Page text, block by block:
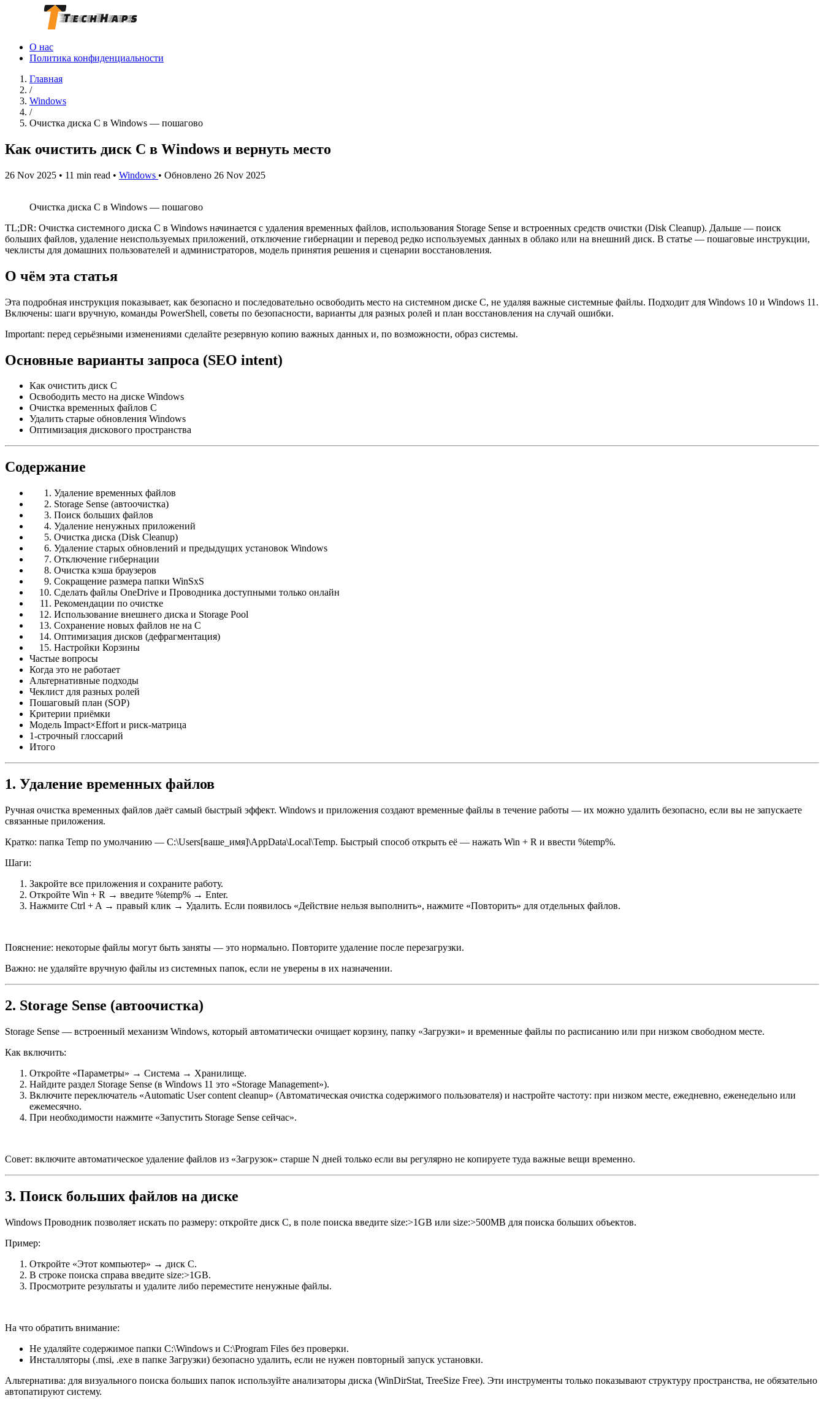
О нас
Политика конфиденциальности
Главная
/
Windows
/
Очистка диска C в Windows — пошагово
Как очистить диск C в Windows и вернуть место
26 Nov 2025 • 11 min read • Windows • Обновлено 26 Nov 2025
Очистка диска C в Windows — пошагово
TL;DR: Очистка системного диска C в Windows начинается с удаления временных файлов, использования Storage Sense и встроенных средств очистки (Disk Cleanup). Дальше — поиск
больших файлов, удаление неиспользуемых приложений, отключение гибернации и перевод редко используемых данных в облако или на внешний диск. В статье — пошаговые инструкции,
чеклисты для домашних пользователей и администраторов, модель принятия решения и сценарии восстановления.
О чём эта статья
Эта подробная инструкция показывает, как безопасно и последовательно освободить место на системном диске C, не удаляя важные системные файлы. Подходит для Windows 10 и Windows 11.
Включены: шаги вручную, команды PowerShell, советы по безопасности, варианты для разных ролей и план восстановления на случай ошибки.
Important: перед серьёзными изменениями сделайте резервную копию важных данных и, по возможности, образ системы.
Основные варианты запроса (SEO intent)
Как очистить диск C
Освободить место на диске Windows
Очистка временных файлов C
Удалить старые обновления Windows
Оптимизация дискового пространства
Содержание
Удаление временных файлов
Storage Sense (автоочистка)
Поиск больших файлов
Удаление ненужных приложений
Очистка диска (Disk Cleanup)
Удаление старых обновлений и предыдущих установок Windows
Отключение гибернации
Очистка кэша браузеров
Сокращение размера папки WinSxS
Сделать файлы OneDrive и Проводника доступными только онлайн
Рекомендации по очистке
Использование внешнего диска и Storage Pool
Сохранение новых файлов не на C
Оптимизация дисков (дефрагментация)
Настройки Корзины
Частые вопросы
Когда это не работает
Альтернативные подходы
Чеклист для разных ролей
Пошаговый план (SOP)
Критерии приёмки
Модель Impact×Effort и риск‑матрица
1‑строчный глоссарий
Итого
1. Удаление временных файлов
Ручная очистка временных файлов даёт самый быстрый эффект. Windows и приложения создают временные файлы в течение работы — их можно удалить безопасно, если вы не запускаете
связанные приложения.
Кратко: папка Temp по умолчанию — C:\Users[ваше_имя]\AppData\Local\Temp. Быстрый способ открыть её — нажать Win + R и ввести %temp%.
Шаги:
Закройте все приложения и сохраните работу.
Откройте Win + R → введите %temp% → Enter.
Нажмите Ctrl + A → правый клик → Удалить. Если появилось «Действие нельзя выполнить», нажмите «Повторить» для отдельных файлов.
Пояснение: некоторые файлы могут быть заняты — это нормально. Повторите удаление после перезагрузки.
Важно: не удаляйте вручную файлы из системных папок, если не уверены в их назначении.
2. Storage Sense (автоочистка)
Storage Sense — встроенный механизм Windows, который автоматически очищает корзину, папку «Загрузки» и временные файлы по расписанию или при низком свободном месте.
Как включить:
Откройте «Параметры» → Система → Хранилище.
Найдите раздел Storage Sense (в Windows 11 это «Storage Management»).
Включите переключатель «Automatic User content cleanup» (Автоматическая очистка содержимого пользователя) и настройте частоту: при низком месте, ежедневно, еженедельно или
ежемесячно.
При необходимости нажмите «Запустить Storage Sense сейчас».
Совет: включите автоматическое удаление файлов из «Загрузок» старше N дней только если вы регулярно не копируете туда важные вещи временно.
3. Поиск больших файлов на диске
Windows Проводник позволяет искать по размеру: откройте диск C, в поле поиска введите size:>1GB или size:>500MB для поиска больших объектов.
Пример:
Откройте «Этот компьютер» → диск C.
В строке поиска справа введите size:>1GB.
Просмотрите результаты и удалите либо переместите ненужные файлы.
На что обратить внимание:
Не удаляйте содержимое папки C:\Windows и C:\Program Files без проверки.
Инсталляторы (.msi, .exe в папке Загрузки) безопасно удалить, если не нужен повторный запуск установки.
Альтернатива: для визуального поиска больших папок используйте анализаторы диска (WinDirStat, TreeSize Free). Эти инструменты только показывают структуру пространства, не обязательно
автопатируют систему.